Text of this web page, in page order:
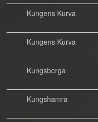
Kungens Kurva
Kungens Kurva
Kungsberga
Kungshamra